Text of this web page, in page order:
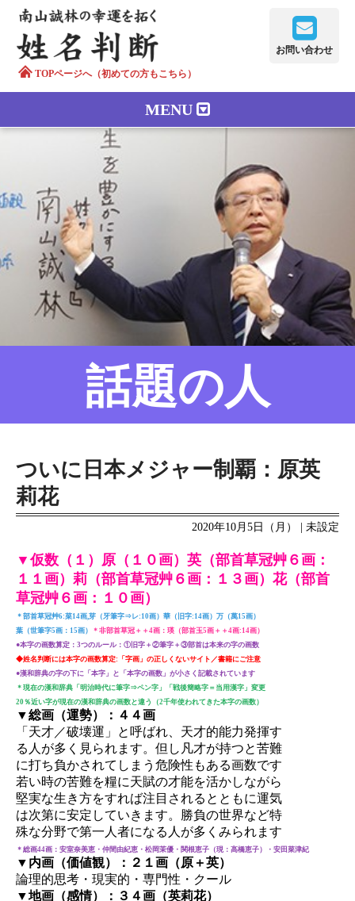
TOPページへ（初めての方もこちら）
お問い合わせ
MENU
正しい字画
南山誠林について
漢字の語源
漢字の歴史
苗字100のルーツ
話題の人
ついに日本メジャー制覇：原英
莉花
2020年10月5日（月） | 未設定
▼仮数（１）原（１０画）英（部首草冠艸６画：
１１画）莉（部首草冠艸６画：１３画）花（部首
草冠艸６画：１０画）
＊部首草冠艸6:菜14画,芽（牙筆字⇒レ:10画）華（旧字:14画）万（萬15画）
葉（世筆字5画：15画）
＊非部首草冠＋＋4画：瑛（部首玉5画＋＋4画:14画）
●本字の画数算定：3つのルール：①旧字＋②筆字＋③部首は本来の字の画数
◆姓名判断には本字の画数算定:「字画」の正しくないサイト／書籍にご注意
●漢和辞典の字の下に「本字」と「本字の画数」が小さく記載されています
＊現在の漢和辞典「明治時代に筆字⇒ペン字」「戦後簡略字＝当用漢字」変更
20％近い字が現在の漢和辞典の画数と違う（2千年使われてきた本字の画数）
▼総画（運勢）：４４画
「天才／破壊運」と呼ばれ、天才的能力発揮す
る人が多く見られます。但し凡才が持つと苦難
に打ち負かされてしまう危険性もある画数です
若い時の苦難を糧に天賦の才能を活かしながら
堅実な生き方をすれば注目されるとともに運気
は次第に安定していきます。勝負の世界など特
殊な分野で第一人者になる人が多くみられます
＊総画44画：安室奈美恵・仲間由紀恵・松岡茉優・関根恵子（現：高橋恵子）・安田菜津紀
▼内画（価値観）：２１画（原＋英）
論理的思考・現実的・専門性・クール
▼地画（感情）：３４画（英莉花）